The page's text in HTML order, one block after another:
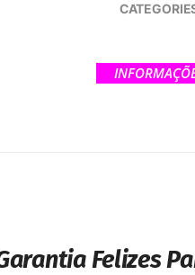
Felizes